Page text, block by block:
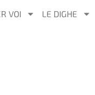
VOI LE DIGHE